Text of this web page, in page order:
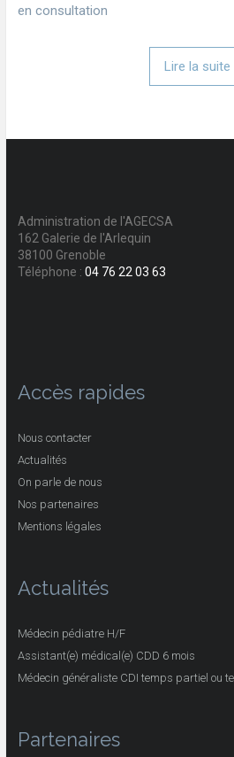
en consultation
Lire la suite
Administration de l'AGECSA
162 Galerie de l'Arlequin
38100 Grenoble
Téléphone : 04 76 22 03 63
Accès rapides
Nous contacter
Actualités
On parle de nous
Nos partenaires
Mentions légales
Actualités
Médecin pédiatre H/F
Assistant(e) médical(e) CDD 6 mois
Médecin généraliste CDI temps partiel ou
Partenaires